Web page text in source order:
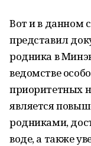
Вот и в данном
представил
родника в
ведомстве
приоритетных
является
родниками,
воде, а также